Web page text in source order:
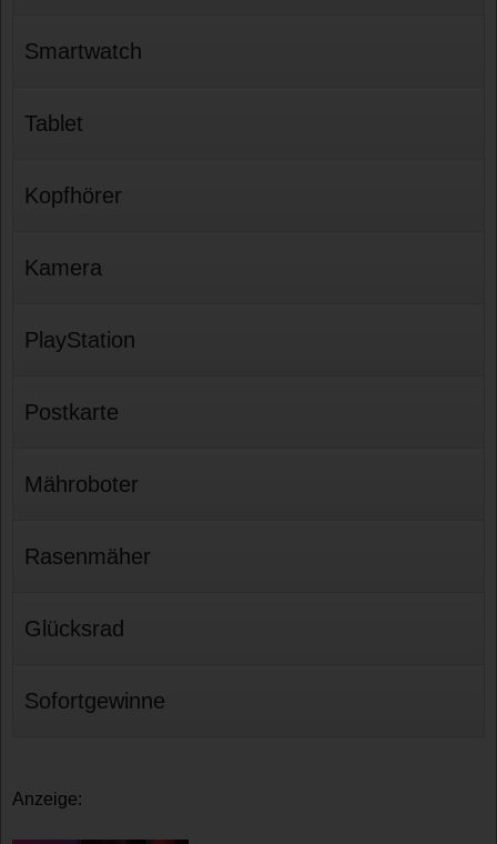
Smartwatch
Tablet
Kopfhörer
Kamera
PlayStation
Postkarte
Mähroboter
Rasenmäher
Glücksrad
Sofortgewinne
Anzeige: